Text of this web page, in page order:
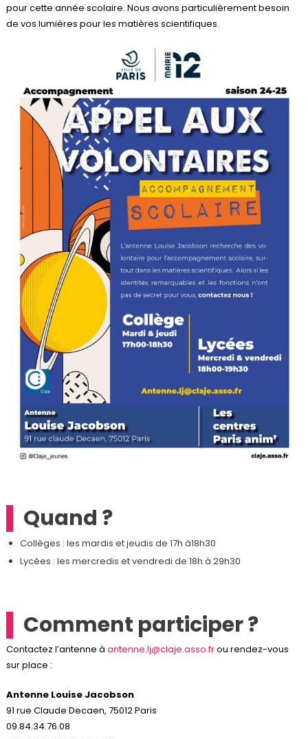
pour cette année scolaire. Nous avons particulièrement besoin
de vos lumières pour les matières scientifiques.
Quand ?
Collèges : les mardis et jeudis de 17h à18h30
Lycées : les mercredis et vendredi de 18h à 29h30
Comment participer ?
Contactez l’antenne à antenne.lj@claje.asso.frou rendez-vous
sur place :
Antenne Louise Jacobson
91 rue Claude Decaen, 75012 Paris
09.84.34.76.08